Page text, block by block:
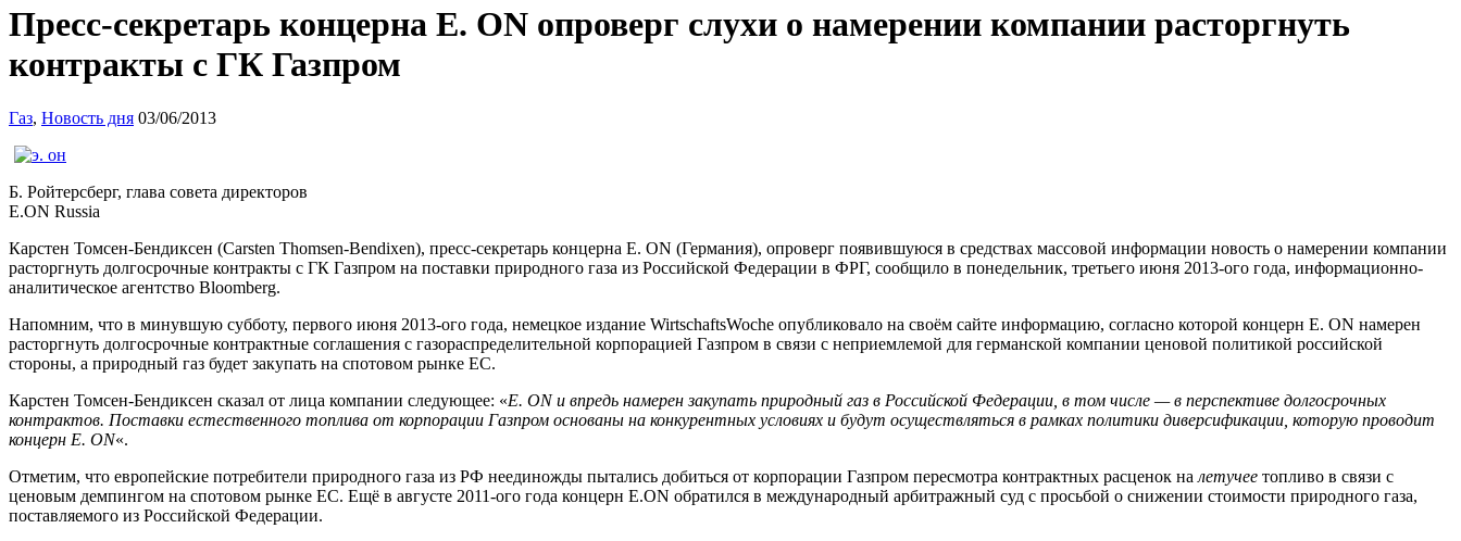
Пресс-секретарь концерна E. ON опроверг слухи о намерении компании расторгнуть
контракты с ГК Газпром
Газ, Новость дня 03/06/2013
Б. Ройтерсберг, глава совета директоров
E.ON Russia
Карстен Томсен-Бендиксен (Carsten Thomsen-Bendixen), пресс-секретарь концерна E. ON (Германия), опроверг появившуюся в средствах массовой информации новость о намерении компании
расторгнуть долгосрочные контракты с ГК Газпром на поставки природного газа из Российской Федерации в ФРГ, сообщило в понедельник, третьего июня 2013-ого года, информационно-
аналитическое агентство Bloomberg.
Напомним, что в минувшую субботу, первого июня 2013-ого года, немецкое издание WirtschaftsWoche опубликовало на своём сайте информацию, согласно которой концерн E. ON намерен
расторгнуть долгосрочные контрактные соглашения с газораспределительной корпорацией Газпром в связи с неприемлемой для германской компании ценовой политикой российской
стороны, а природный газ будет закупать на спотовом рынке ЕС.
Карстен Томсен-Бендиксен сказал от лица компании следующее: «E. ON и впредь намерен закупать природный газ в Российской Федерации, в том числе — в перспективе долгосрочных
контрактов. Поставки естественного топлива от корпорации Газпром основаны на конкурентных условиях и будут осуществляться в рамках политики диверсификации, которую проводит
концерн E. ON«.
Отметим, что европейские потребители природного газа из РФ неединожды пытались добиться от корпорации Газпром пересмотра контрактных расценок на летучее топливо в связи с
ценовым демпингом на спотовом рынке ЕС. Ещё в августе 2011-ого года концерн E.ON обратился в международный арбитражный суд с просьбой о снижении стоимости природного газа,
поставляемого из Российской Федерации.